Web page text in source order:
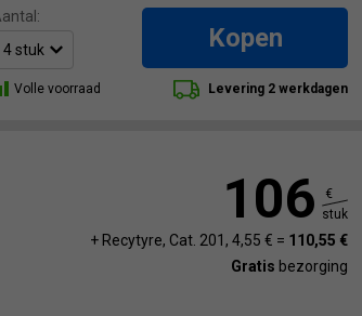
Kopen
Volle voorraad Levering 2 werkdagen
106
€
stuk
+ Recytyre, Cat. 201, 4,55 € = 110,55 €
Gratis bezorging